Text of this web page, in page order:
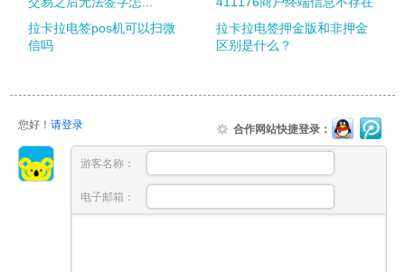
拉卡拉电签pos机可以扫微
信吗
拉卡拉电签押金版和非押金
区别是什么？
您好！ 请登录 合作网站快捷登录：
游客名称：
电子邮箱：